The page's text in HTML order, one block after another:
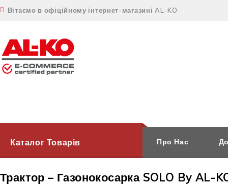
Вітаємо в офіційному інтернет-магазині AL-KO
Каталог Товарів Про Нас
Трактор – Газонокосарка SOLO By AL-